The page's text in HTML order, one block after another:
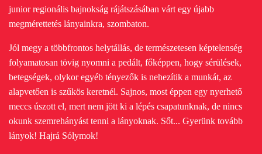
junior regionális bajnokság rájátszásában várt egy újabb
megmérettetés lányainkra, szombaton.
Jól megy a többfrontos helytállás, de természetesen képtelenség
folyamatosan tövig nyomni a pedált, főképpen, hogy sérülések,
betegségek, olykor egyéb tényezők is nehezítik a munkát, az
alapvetően is szűkös keretnél. Sajnos, most éppen egy nyerhető
meccs úszott el, mert nem jött ki a lépés csapatunknak, de nincs
okunk szemrehányást tenni a lányoknak. Sőt... Gyerünk tovább
lányok! Hajrá Sólymok!